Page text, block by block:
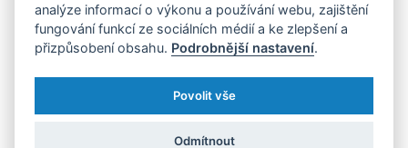
V Německu, Itálii, Velké Británii, Španělsku nebo
Francii přesahuje celková proočkovanost 20 %.
hranici, Světová zdravotnická organizace si zase
analýze informací o výkonu a používání webu, zajištění
fungování funkcí ze sociálních médií a ke zlepšení a
přizpůsobení obsahu. Podrobnější nastavení.
Povolit vše
Odmítnout